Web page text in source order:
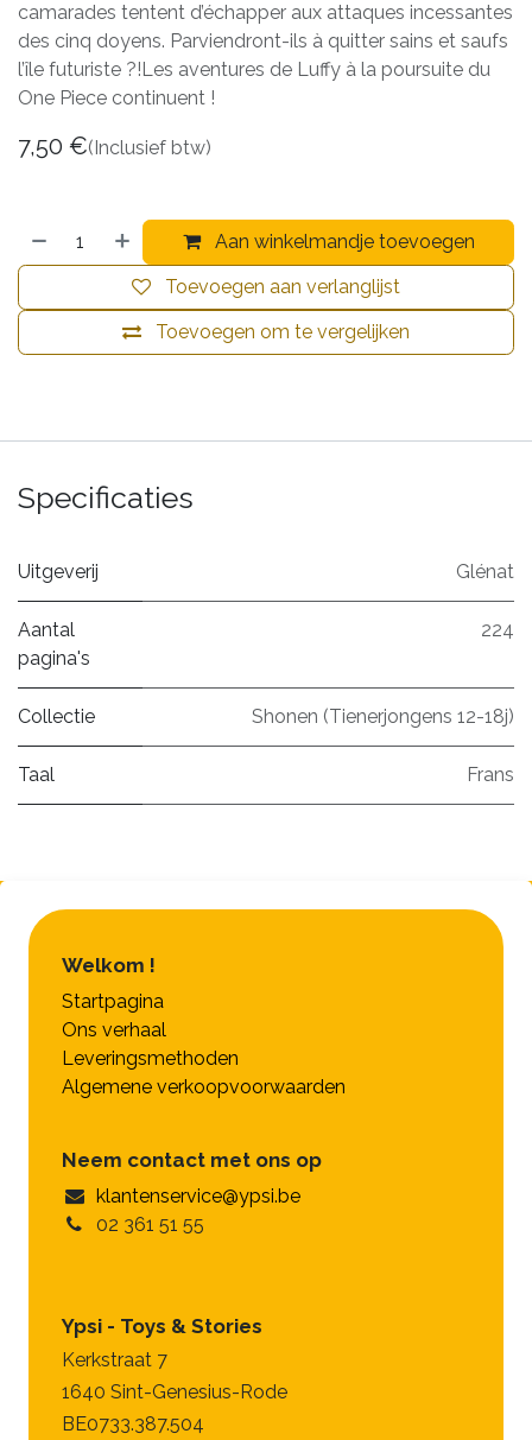
camarades tentent d’échapper aux attaques incessantes
des cinq doyens. Parviendront-ils à quitter sains et saufs
l’île futuriste ?!Les aventures de Luffy à la poursuite du
One Piece continuent !
7,50 €(Inclusief btw)
Aan winkelmandje toevoegen
Toevoegen om te vergelijken
Toevoegen aan verlanglijst
Specificaties
Uitgeverij Glénat
Aantal
pagina's
224
Collectie Shonen (Tienerjongens 12-18j)
Taal Frans
Welkom !
Startpagina
Ons verhaal
Leveringsmethoden
Algemene verkoopvoorwaarden
Neem contact met ons op
klantenservice@ypsi.be
02 361 51 55
Ypsi - Toys & Stories
Kerkstraat 7
1640 Sint-Genesius-Rode
BE0733.387.504